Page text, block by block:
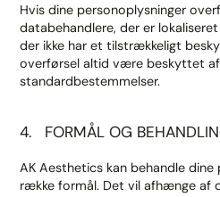
Hvis dine personoplysninger
databehandlere, der er
der ikke har et tilstrækkeligt
overførsel altid være beskyttet af
standardbestemmelser.
4. FORMÅL OG
AK Aesthetics kan behandle
række formål. Det vil afhænge af